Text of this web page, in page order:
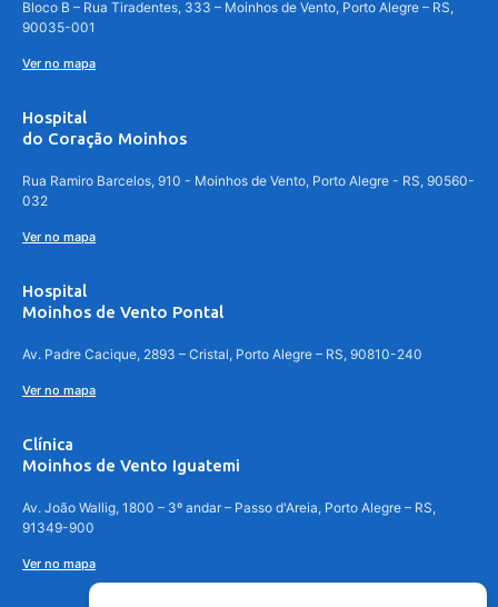
Bloco B – Rua Tiradentes, 333 – Moinhos de Vento, Porto Alegre – RS,
90035-001
Ver no mapa
Hospital
do Coração Moinhos
Rua Ramiro Barcelos, 910 - Moinhos de Vento, Porto Alegre - RS, 90560-
032
Ver no mapa
Hospital
Moinhos de Vento Pontal
Av. Padre Cacique, 2893 – Cristal, Porto Alegre – RS, 90810-240
Ver no mapa
Clínica
Moinhos de Vento Iguatemi
Av. João Wallig, 1800 – 3º andar – Passo d'Areia, Porto Alegre – RS,
91349-900
Ver no mapa